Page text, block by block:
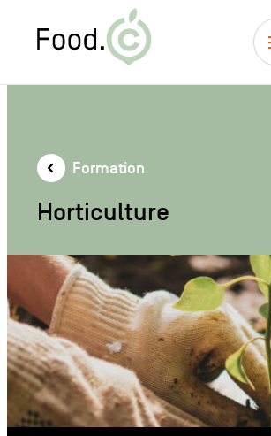
Formation
Horticulture